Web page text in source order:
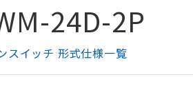
24D-2P
イッチ 形式仕様一覧